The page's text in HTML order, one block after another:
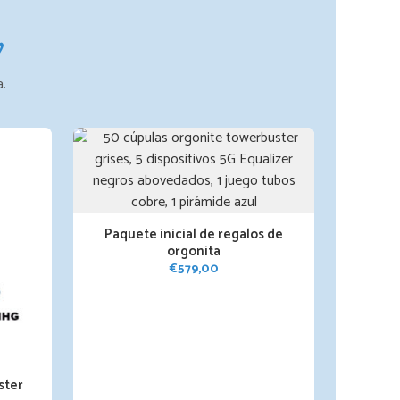
Paquete inicial de regalos de
orgonita
€579,00